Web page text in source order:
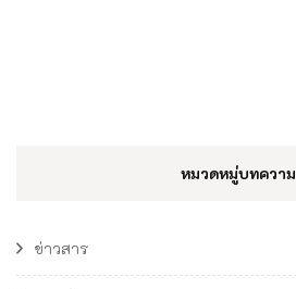
หมวดหมู่บทความ
ข่าวสาร